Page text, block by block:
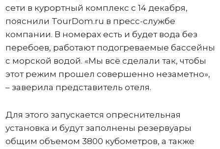
сети в курортный комплекс с 14 декабря,
пояснили TourDom.ru в пресс-службе
компании. В номерах есть и будет вода без
перебоев, работают подогреваемые бассейны
с морской водой. «Мы всё сделали так, чтобы
этот режим прошел совершенно незаметно»,
– заверила представитель отеля.
Для этого запускается опреснительная
установка и будут заполнены резервуары
общим объемом 3800 кубометров, а также